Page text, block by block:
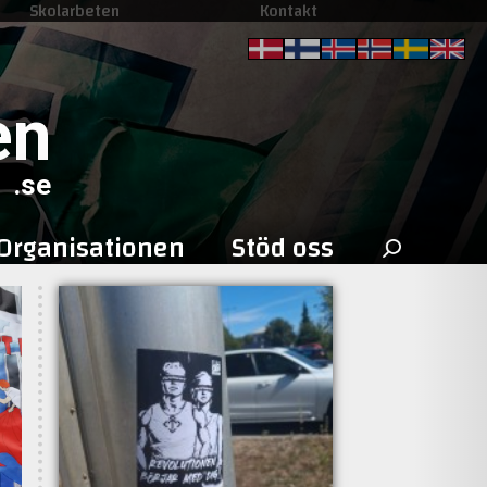
Skolarbeten Kontakt
.se
Stöd oss Sök
efter: